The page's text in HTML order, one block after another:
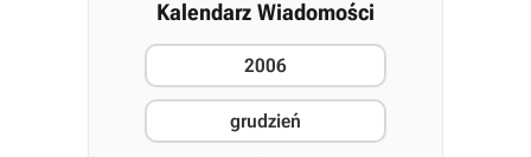
Kalendarz Wiadomości
2006
grudzień